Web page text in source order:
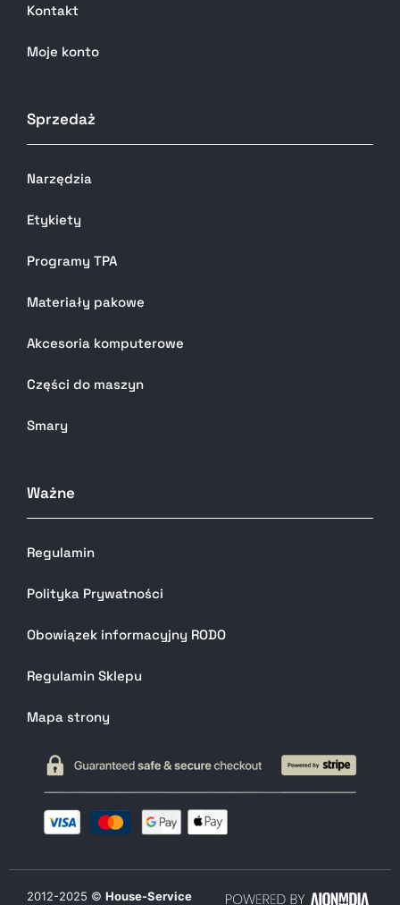
Kontakt
Moje konto
Sprzedaż
Narzędzia
Etykiety
Programy TPA
Materiały pakowe
Akcesoria komputerowe
Części do maszyn
Smary
Ważne
Regulamin
Polityka Prywatności
Obowiązek informacyjny RODO
Regulamin Sklepu
Mapa strony
2012-2025 © House-Service